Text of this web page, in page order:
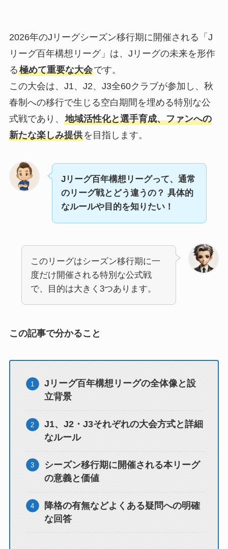
2026年のJリーグシーズン移行期に開催される「J
リーグ百年構想リーグ」は、Jリーグの未来を形作
る極めて重要な大会です。
この大会は、J1、J2、J3全60クラブが参加し、秋
春制への移行で生じる空白期間を埋める特別な公
式戦であり、 地域活性化と選手育成、ファンへの
新たな楽しみ提供を目指します。
Jリーグ百年構想リーグって、通常
のリーグ戦とどう違うの？ 具体的
なルールや目的を知りたい！
このリーグはシーズン移行期に一
度だけ開催される特別な公式戦
で、目的は大きく3つあります。
この記事で分かること
Jリーグ百年構想リーグの全体像と設
立背景
J1、J2・J3それぞれの大会方式と詳細
なルール
シーズン移行期に開催される本リーグ
の意義と価値
降格の有無などよくある疑問への明確
な回答